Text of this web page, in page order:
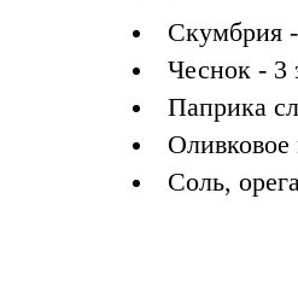
Скумбрия
Чеснок - 3
Паприка
Оливковое
Соль,